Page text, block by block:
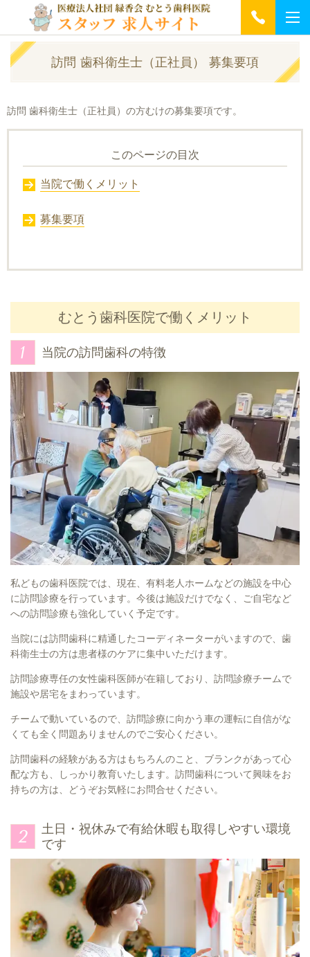
訪問 歯科衛生士（正社員） 募集要項
訪問 歯科衛生士（正社員）の方むけの募集要項です。
このページの目次
当院で働くメリット
募集要項
むとう歯科医院で働くメリット
当院の訪問歯科の特徴
私どもの歯科医院では、現在、有料老人ホームなどの施設を中心
に訪問診療を行っています。今後は施設だけでなく、ご自宅など
への訪問診療も強化していく予定です。
当院には訪問歯科に精通したコーディネーターがいますので、歯
科衛生士の方は患者様のケアに集中いただけます。
訪問診療専任の女性歯科医師が在籍しており、訪問診療チームで
施設や居宅をまわっています。
チームで動いているので、訪問診療に向かう車の運転に自信がな
くても全く問題ありませんのでご安心ください。
訪問歯科の経験がある方はもちろんのこと、ブランクがあって心
配な方も、しっかり教育いたします。訪問歯科について興味をお
持ちの方は、どうぞお気軽にお問合せください。
土日・祝休みで有給休暇も取得しやすい環境
です